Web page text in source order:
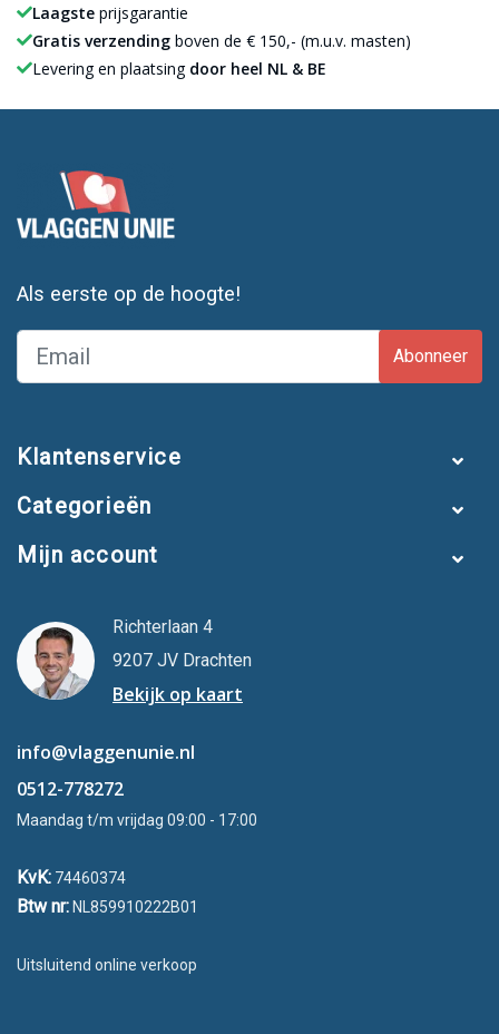
Laagste prijsgarantie
Gratis verzending boven de € 150,- (m.u.v. masten)
Levering en plaatsing door heel NL & BE
Als eerste op de hoogte!
Abonneer
Klantenservice
Categorieën
Mijn account
Richterlaan 4
9207 JV Drachten
Bekijk op kaart
info@vlaggenunie.nl
0512-778272
Maandag t/m vrijdag 09:00 - 17:00
KvK: 74460374
Btw nr: NL859910222B01
Uitsluitend online verkoop